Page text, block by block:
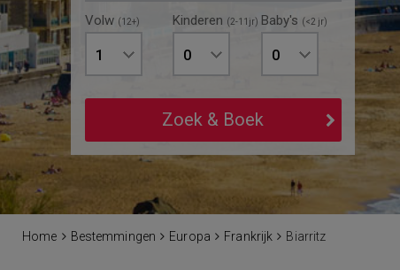
Volw (12+)
1
Kinderen (2-11jr)
0
Baby's (<2 jr)
0
Zoek & Boek
Home Bestemmingen Europa Frankrijk Biarritz